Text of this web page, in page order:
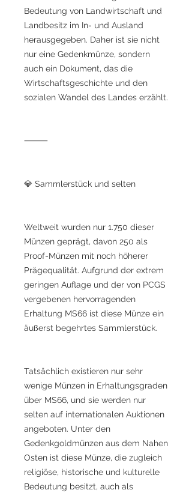
Bedeutung von Landwirtschaft und
Landbesitz im In- und Ausland
herausgegeben. Daher ist sie nicht
nur eine Gedenkmünze, sondern
auch ein Dokument, das die
Wirtschaftsgeschichte und den
sozialen Wandel des Landes erzählt.
⸻
💎 Sammlerstück und selten
Weltweit wurden nur 1.750 dieser
Münzen geprägt, davon 250 als
Proof-Münzen mit noch höherer
Prägequalität. Aufgrund der extrem
geringen Auflage und der von PCGS
vergebenen hervorragenden
Erhaltung MS66 ist diese Münze ein
äußerst begehrtes Sammlerstück.
Tatsächlich existieren nur sehr
wenige Münzen in Erhaltungsgraden
über MS66, und sie werden nur
selten auf internationalen Auktionen
angeboten. Unter den
Gedenkgoldmünzen aus dem Nahen
Osten ist diese Münze, die zugleich
religiöse, historische und kulturelle
Bedeutung besitzt, auch als